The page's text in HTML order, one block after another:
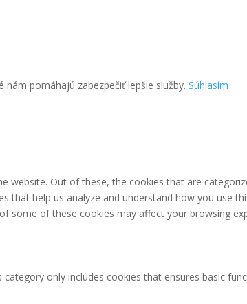
nám pomáhajú zabezpečiť lepšie služby. Súhlasím
Out of these, the cookies that are
help us analyze and understand how you use
some of these cookies may affect your browsing
only includes cookies that ensures basic